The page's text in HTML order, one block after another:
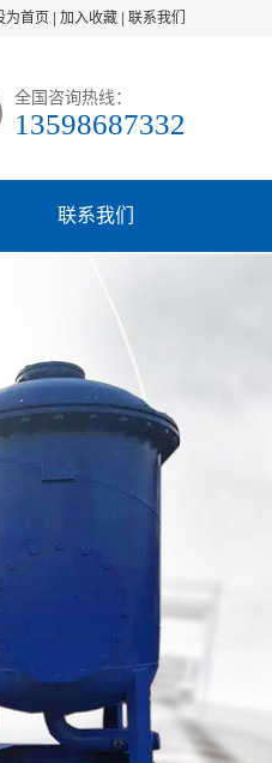
为首页 加入收藏 联系我们
全国咨询热线：
13598687332
联系我们